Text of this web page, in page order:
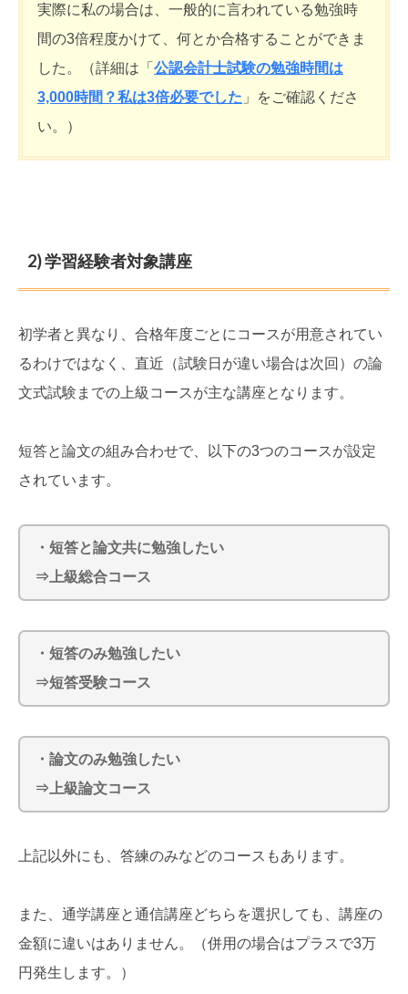
実際に私の場合は、一般的に言われている勉強時
間の3倍程度かけて、何とか合格することができま
した。（詳細は「 公認会計士試験の勉強時間は
3,000時間？私は3倍必要でした 」をご確認くださ
い。）
2) 学習経験者対象講座
初学者と異なり、合格年度ごとにコースが用意されてい
るわけではなく、直近（試験日が違い場合は次回）の論
文式試験までの上級コースが主な講座となります。
短答と論文の組み合わせで、以下の3つのコースが設定
されています。
・短答と論文共に勉強したい
⇒上級総合コース
・短答のみ勉強したい
⇒短答受験コース
・論文のみ勉強したい
⇒上級論文コース
上記以外にも、答練のみなどのコースもあります。
また、通学講座と通信講座どちらを選択しても、講座の
金額に違いはありません。（併用の場合はプラスで3万
円発生します。）